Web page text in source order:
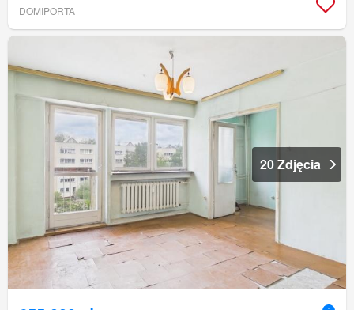
DOMIPORTA
20 Zdjęcia